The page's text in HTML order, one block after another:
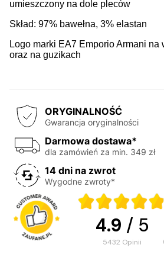
umieszczony na dole pleców
Skład: 97% bawełna, 3% elastan
Logo marki EA7 Emporio Armani
oraz na guzikach
ORYGINALNOŚĆ
Gwarancja oryginalności
Darmowa dostawa*
dla zamówień za min. 349 zł
14 dni na zwrot
Wygodne zwroty*
4.9 / 5
5432 opinii